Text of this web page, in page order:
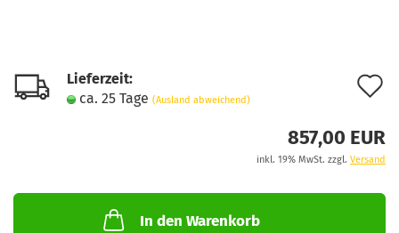
Lieferzeit:
ca. 25 Tage (Ausland abweichend)
857,00 EUR
inkl. 19% MwSt. zzgl. Versand
In den Warenkorb